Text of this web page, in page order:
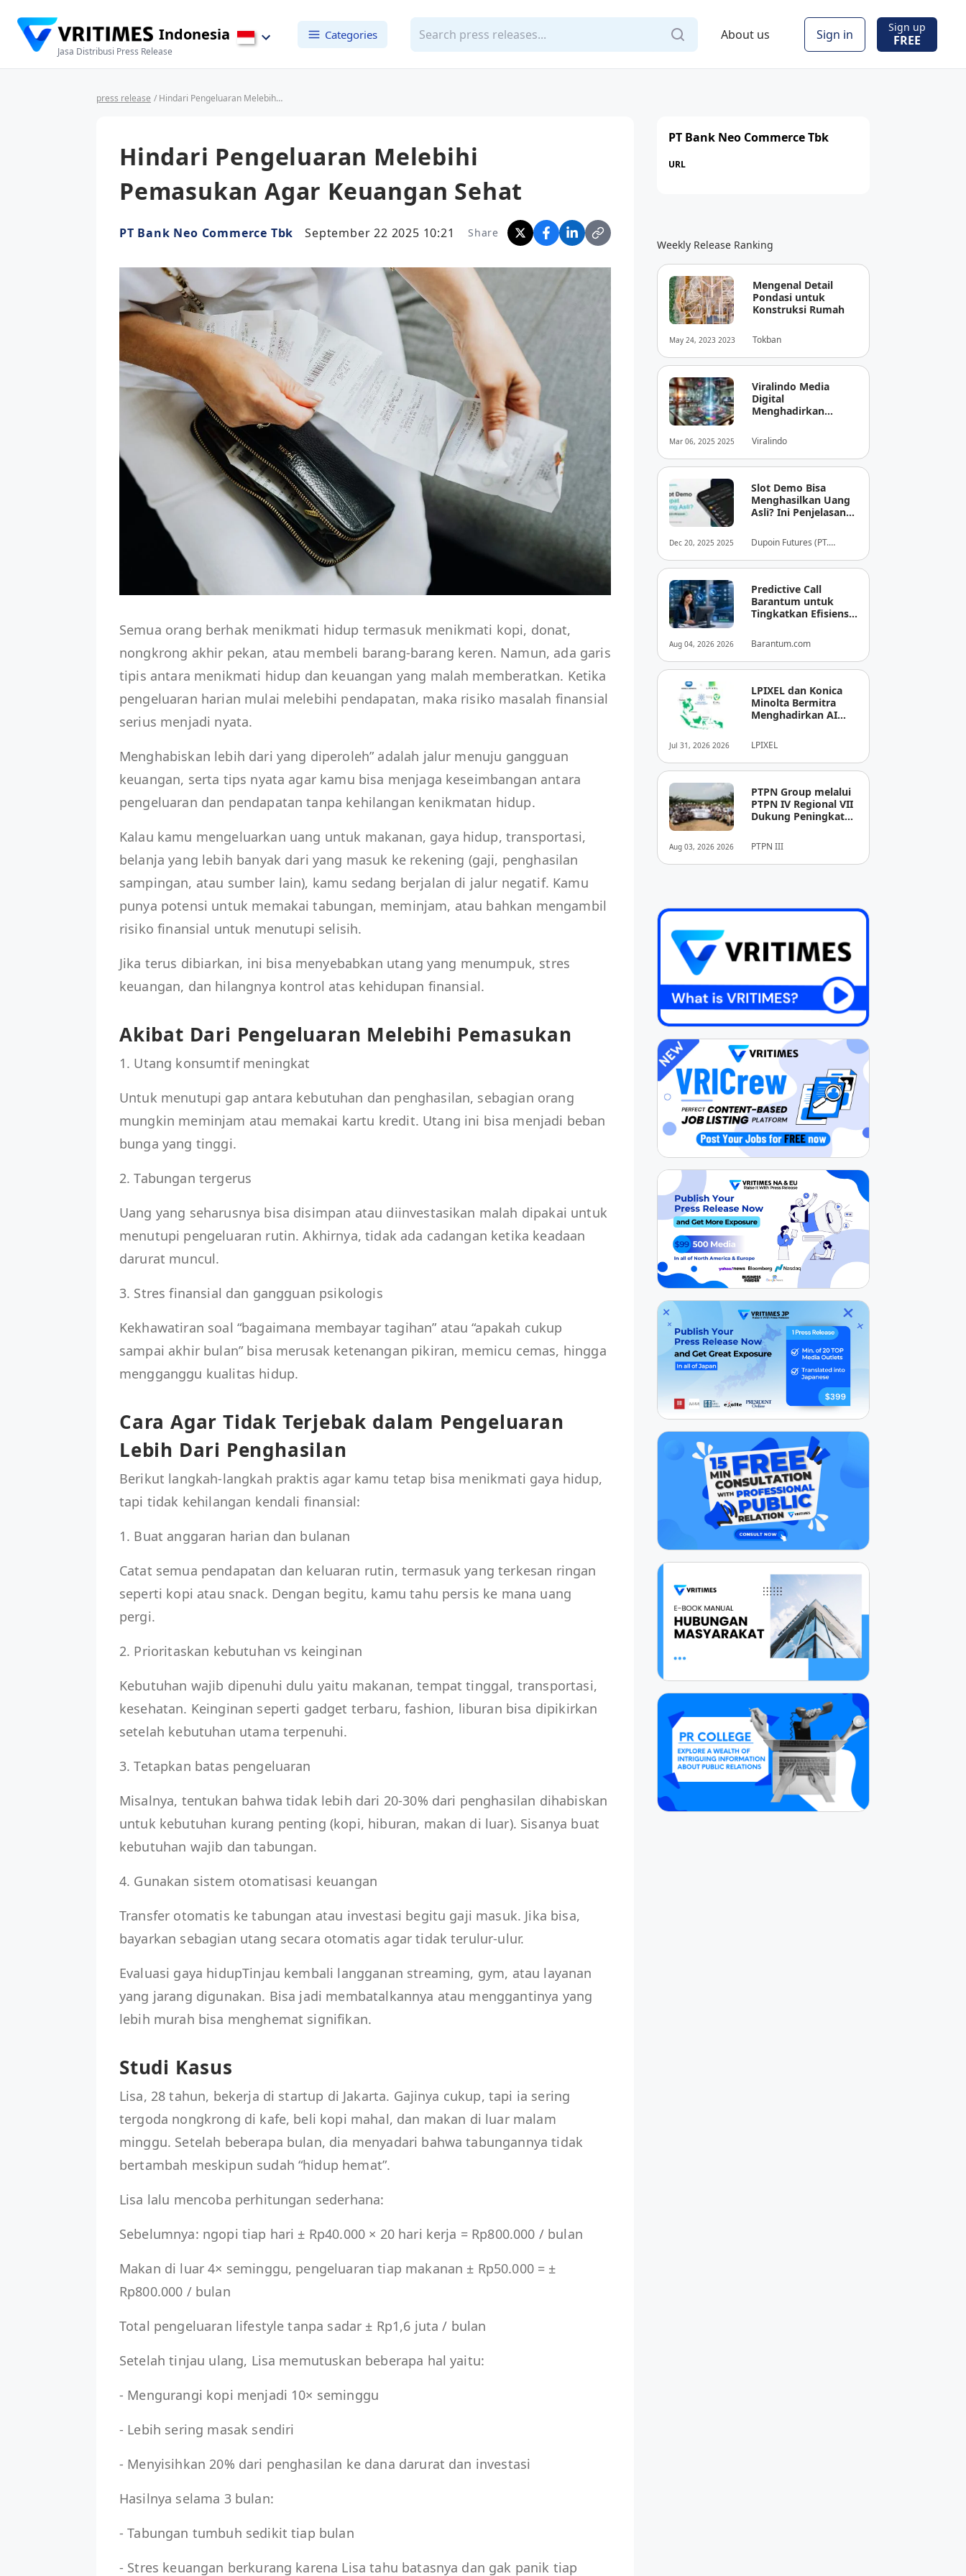
Indonesia
Jasa Distribusi Press Release
Categories About us Sign in Sign up
FREE
press release / Hindari Pengeluaran Melebihi Pemasukan Agar Keuangan Sehat
Hindari Pengeluaran Melebihi
Pemasukan Agar Keuangan Sehat
PT Bank Neo Commerce Tbk September 22 2025 10:21 Share
Semua orang berhak menikmati hidup termasuk menikmati kopi, donat,
nongkrong akhir pekan, atau membeli barang-barang keren. Namun, ada garis
tipis antara menikmati hidup dan keuangan yang malah memberatkan. Ketika
pengeluaran harian mulai melebihi pendapatan, maka risiko masalah finansial
serius menjadi nyata.
Menghabiskan lebih dari yang diperoleh” adalah jalur menuju gangguan
keuangan, serta tips nyata agar kamu bisa menjaga keseimbangan antara
pengeluaran dan pendapatan tanpa kehilangan kenikmatan hidup.
Kalau kamu mengeluarkan uang untuk makanan, gaya hidup, transportasi,
belanja yang lebih banyak dari yang masuk ke rekening (gaji, penghasilan
sampingan, atau sumber lain), kamu sedang berjalan di jalur negatif. Kamu
punya potensi untuk memakai tabungan, meminjam, atau bahkan mengambil
risiko finansial untuk menutupi selisih.
Jika terus dibiarkan, ini bisa menyebabkan utang yang menumpuk, stres
keuangan, dan hilangnya kontrol atas kehidupan finansial.
Akibat Dari Pengeluaran Melebihi Pemasukan
1. Utang konsumtif meningkat
Untuk menutupi gap antara kebutuhan dan penghasilan, sebagian orang
mungkin meminjam atau memakai kartu kredit. Utang ini bisa menjadi beban
bunga yang tinggi.
2. Tabungan tergerus
Uang yang seharusnya bisa disimpan atau diinvestasikan malah dipakai untuk
menutupi pengeluaran rutin. Akhirnya, tidak ada cadangan ketika keadaan
darurat muncul.
3. Stres finansial dan gangguan psikologis
Kekhawatiran soal “bagaimana membayar tagihan” atau “apakah cukup
sampai akhir bulan” bisa merusak ketenangan pikiran, memicu cemas, hingga
mengganggu kualitas hidup.
Cara Agar Tidak Terjebak dalam Pengeluaran
Lebih Dari Penghasilan
Berikut langkah-langkah praktis agar kamu tetap bisa menikmati gaya hidup,
tapi tidak kehilangan kendali finansial:
1. Buat anggaran harian dan bulanan
Catat semua pendapatan dan keluaran rutin, termasuk yang terkesan ringan
seperti kopi atau snack. Dengan begitu, kamu tahu persis ke mana uang
pergi.
2. Prioritaskan kebutuhan vs keinginan
Kebutuhan wajib dipenuhi dulu yaitu makanan, tempat tinggal, transportasi,
kesehatan. Keinginan seperti gadget terbaru, fashion, liburan bisa dipikirkan
setelah kebutuhan utama terpenuhi.
3. Tetapkan batas pengeluaran
Misalnya, tentukan bahwa tidak lebih dari 20-30% dari penghasilan dihabiskan
untuk kebutuhan kurang penting (kopi, hiburan, makan di luar). Sisanya buat
kebutuhan wajib dan tabungan.
4. Gunakan sistem otomatisasi keuangan
Transfer otomatis ke tabungan atau investasi begitu gaji masuk. Jika bisa,
bayarkan sebagian utang secara otomatis agar tidak terulur-ulur.
Evaluasi gaya hidupTinjau kembali langganan streaming, gym, atau layanan
yang jarang digunakan. Bisa jadi membatalkannya atau menggantinya yang
lebih murah bisa menghemat signifikan.
Studi Kasus
Lisa, 28 tahun, bekerja di startup di Jakarta. Gajinya cukup, tapi ia sering
tergoda nongkrong di kafe, beli kopi mahal, dan makan di luar malam
minggu. Setelah beberapa bulan, dia menyadari bahwa tabungannya tidak
bertambah meskipun sudah “hidup hemat”.
Lisa lalu mencoba perhitungan sederhana:
Sebelumnya: ngopi tiap hari ± Rp40.000 × 20 hari kerja = Rp800.000 / bulan
Makan di luar 4× seminggu, pengeluaran tiap makanan ± Rp50.000 = ±
Rp800.000 / bulan
Total pengeluaran lifestyle tanpa sadar ± Rp1,6 juta / bulan
Setelah tinjau ulang, Lisa memutuskan beberapa hal yaitu:
- Mengurangi kopi menjadi 10× seminggu
- Lebih sering masak sendiri
- Menyisihkan 20% dari penghasilan ke dana darurat dan investasi
Hasilnya selama 3 bulan:
- Tabungan tumbuh sedikit tiap bulan
- Stres keuangan berkurang karena Lisa tahu batasnya dan gak panik tiap
PT Bank Neo Commerce Tbk
URL
Weekly Release Ranking
May 24, 2023 2023
Mengenal Detail
Pondasi untuk
Konstruksi Rumah
Tokban
Mar 06, 2025 2025
Viralindo Media
Digital
Menghadirkan
Dunia Media Digital
Indonesia
Viralindo
Dec 20, 2025 2025
Slot Demo Bisa
Menghasilkan Uang
Asli? Ini Penjelasan
Dupoin Futures (PT.
Aug 04, 2026 2026
Predictive Call
Barantum untuk
Tingkatkan Efisiensi
Barantum.com
Jul 31, 2026 2026
LPIXEL dan Konica
Minolta Bermitra
Menghadirkan AI
Diagnosis Berbasis
Pencitraan Medis
“EIRL” di ASEAN
LPIXEL
Aug 03, 2026 2026
PTPN Group melalui
PTPN IV Regional VII
Dukung Peningkatan
Aparatur
Perkebunan Lewat
Pelatihan Avenza
PTPN III